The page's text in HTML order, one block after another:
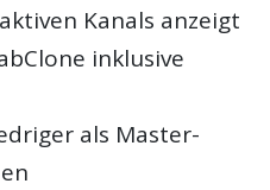
Kanals anzeigt
inklusive
als Master-